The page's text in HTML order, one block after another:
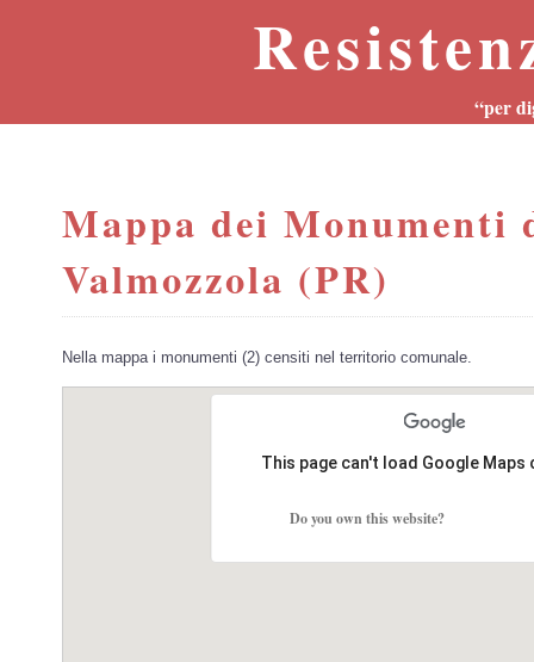
“per
Mappa dei Monumenti
Valmozzola (PR)
Nella mappa i monumenti (2) censiti nel territorio comunale.
This page can't load Google
Do you own this website?